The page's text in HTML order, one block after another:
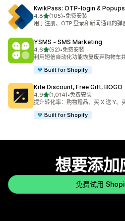
KwikPass: OTP‑login & Popups
4.8星（满分 5 星）
(105)
总共 105 条评论
•免费安装
用于注册、OTP 登录和新闻通讯的弹
YSMS ‑ SMS Marketing
4.6星（满分 5 星）
(52)
总共 52 条评论
•免费安装
利用短信自动化功能恢复废弃购物车
Built for Shopify
Kite Discount, Free Gift, BOGO
4.9星（满分 5 星）
(1,014)
总共 1014 条评论
•免费安装
提升转化率：购物赠品、买 X 送 Y、
Built for Shopify
想要添加
免费试用